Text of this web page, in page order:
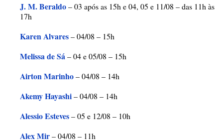
J. M. Beraldo– 03 após as 15h e 04, 05 e 11/08 – das 11h às
17h
Karen Alvares– 04/08 – 15h
Melissa de Sá– 04 e 05/08 – 15h
Airton Marinho– 04/08 – 14h
Akemy Hayashi– 04/08 – 14h
Alessio Esteves– 05 e 12/08 – 10h
Alex Mir– 04/08 – 11h